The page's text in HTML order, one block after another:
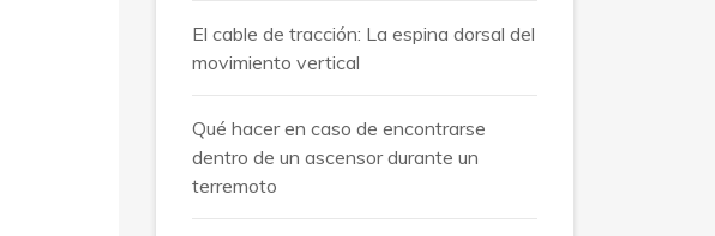
El cable de tracción: La espina dorsal del
movimiento vertical
Qué hacer en caso de encontrarse
dentro de un ascensor durante un
terremoto